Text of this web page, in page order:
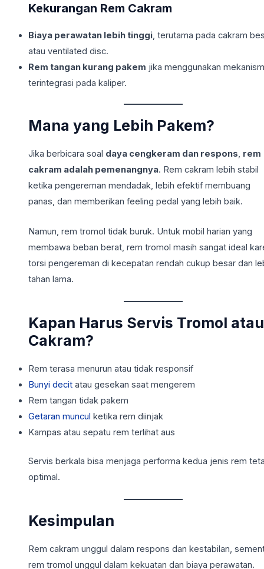
Kekurangan Rem Cakram
Biaya perawatan lebih tinggi, terutama pada cakram
atau ventilated disc.
Rem tangan kurang pakem jika menggunakan
terintegrasi pada kaliper.
Mana yang Lebih Pakem?
Jika berbicara soal daya cengkeram dan respons, rem
cakram adalah pemenangnya. Rem cakram lebih stabil
ketika pengereman mendadak, lebih efektif membuang
panas, dan memberikan feeling pedal yang lebih baik.
Namun, rem tromol tidak buruk. Untuk mobil harian yang
membawa beban berat, rem tromol masih sangat ideal
torsi pengereman di kecepatan rendah cukup besar dan
tahan lama.
Kapan Harus Servis Tromol atau
Cakram?
Rem terasa menurun atau tidak responsif
Bunyi decitatau gesekan saat mengerem
Rem tangan tidak pakem
Getaran muncul ketika rem diinjak
Kampas atau sepatu rem terlihat aus
Servis berkala bisa menjaga performa kedua jenis rem
optimal.
Kesimpulan
Rem cakram unggul dalam respons dan kestabilan,
rem tromol unggul dalam kekuatan dan biaya perawatan.